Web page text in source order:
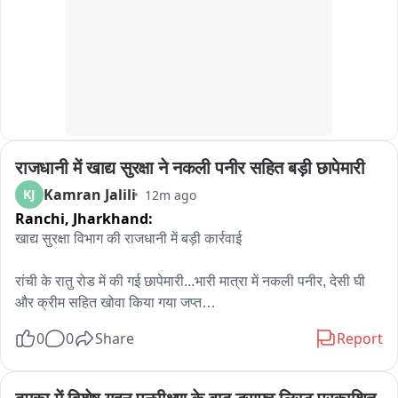
राजधानी में खाद्य सुरक्षा ने नकली पनीर सहित बड़ी छापेमारी
KJ Kamran Jalili 12m ago
Ranchi, Jharkhand:
खाद्य सुरक्षा विभाग की राजधानी में बड़ी कार्रवाई
रांची के रातु रोड में की गई छापेमारी...भारी मात्रा में नकली पनीर, देसी घी
और क्रीम सहित खोवा किया गया जप्त
मामले में रांची के खाद्य सुरक्षा  विभाग के मनोज कुमार फ़ूड सेफ्टी अफसर के
0 0 Share Report